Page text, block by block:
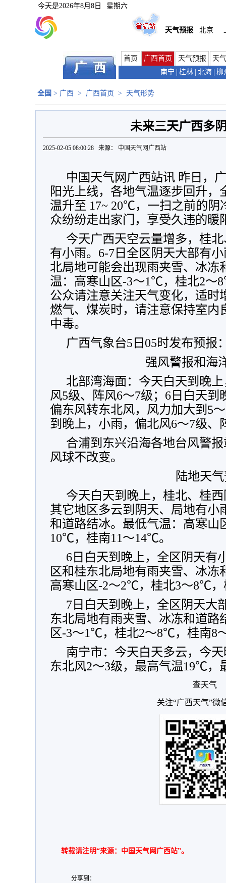
今天是2026年8月8日 星期六
天气预报 北京
首页 广西首页 天气预报
天
南宁
桂林 北海 柳
全国 > 广西 > 广西首页 > 天气形势
未来三天广西多
2025-02-05 08:00:28 来源： 中国天气网广西站
中国天气网广西站讯 昨日，
阳光上线，各地气温逐步回升，
温升至 17~ 20℃，一扫之前的阴
众纷纷走出家门，享受久违的暖
今天广西天空云量增多，桂
有小雨。6-7日全区阴天大部有
北局地可能会出现雨夹雪、冰冻
温：高寒山区-3～1℃，桂北2
公众请注意关注天气变化，适时
燃气、煤炭时，请注意保持室内
中毒。
广西气象台5日05时发布预报
强风警报和海
北部湾海面：今天白天到晚
风5级、阵风6～7级；6日白天
偏东风转东北风，风力加大到5
到晚上，小雨，偏北风6～7级、
合浦到东兴沿海各地台风警
风球不改变。
陆地天
今天白天到晚上，桂北、桂
其它地区多云到阴天、局地有小
和道路结冰。最低气温：高寒
10℃，桂南11～14℃。
6日白天到晚上，全区阴天有
区和桂东北局地有雨夹雪、冰冻
高寒山区-2～2℃，桂北3～8℃
7日白天到晚上，全区阴天大
东北局地有雨夹雪、冰冻和道路
区-3～1℃，桂北2～8℃，桂南8
南宁市：今天白天多云，今
东北风2～3级，最高气温19℃，
查天气
关注“广西天气”微
转载请注明“来源：中国天气网广西站”。
分享到：